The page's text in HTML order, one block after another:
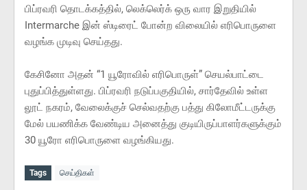
பிப்ரவரி தொடக்கத்தில், லெக்லெர்க் ஒரு வார இறுதியில்
Intermarche இன் ஸ்டிரைட் போன்ற விலையில் எரிபொருளை
வழங்க முடிவு செய்தது.
கேசினோ அதன் “1 யூரோவில் எரிபொருள்” செயல்பாட்டை
புதுப்பித்துள்ளது. பிப்ரவரி நடுப்பகுதியில், சார்தேவில் உள்ள
லூட் நகரம், வேலைக்குச் செல்வதற்கு பத்து கிலோமீட்டருக்கு
மேல் பயணிக்க வேண்டிய அனைத்து குடியிருப்பாளர்களுக்கும்
30 யூரோ எரிபொருளை வழங்கியது.
Tags செய்திகள்